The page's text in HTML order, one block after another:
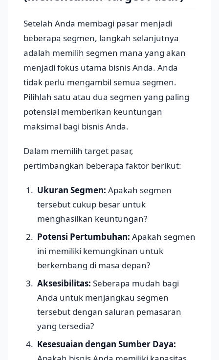
Setelah Anda membagi pasar menjadi
beberapa segmen, langkah selanjutnya
adalah memilih segmen mana yang akan
menjadi fokus utama bisnis Anda. Anda
tidak perlu mengambil semua segmen.
Pilihlah satu atau dua segmen yang paling
potensial memberikan keuntungan
maksimal bagi bisnis Anda.
Dalam memilih target pasar,
pertimbangkan beberapa faktor berikut:
Ukuran Segmen: Apakah segmen
tersebut cukup besar untuk
menghasilkan keuntungan?
Potensi Pertumbuhan: Apakah segmen
ini memiliki kemungkinan untuk
berkembang di masa depan?
Aksesibilitas: Seberapa mudah bagi
Anda untuk menjangkau segmen
tersebut dengan saluran pemasaran
yang tersedia?
Kesesuaian dengan Sumber Daya: